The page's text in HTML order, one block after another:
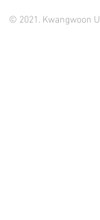
© 2021. Kwangwoon